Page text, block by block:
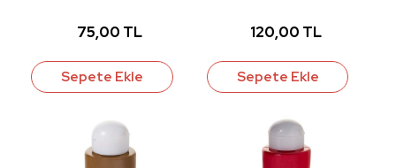
75,00 TL
Sepete Ekle
120,00 TL
Sepete Ekle